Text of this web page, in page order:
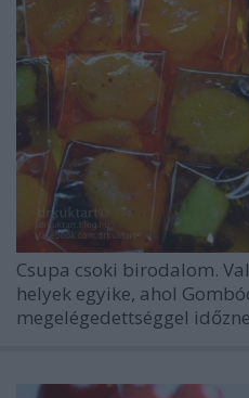
Csupa csoki birodalom.
helyek egyike, ahol
megelégedettséggel